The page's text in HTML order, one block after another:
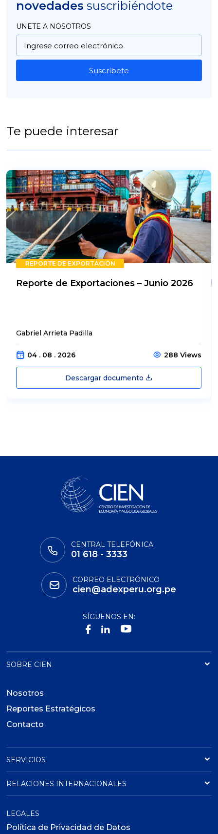
novedades suscribiéndote
UNETE A NOSOTROS
Suscríbete
Te puede interesar
REPORTE DE EXPORTACIÓN
Reporte de Exportaciones – Junio 2026
Gabriel Arrieta Padilla
04 . 08 . 2026 288 Views
Descargar documento
CENTRAL TELEFÓNICA
01 618 - 3333
CORREO ELECTRÓNICO
cien@adexperu.org.pe
SÍGUENOS EN:
SOBRE CIEN
Nosotros
Reportes Estratégicos
Contacto
SERVICIOS
RELACIONES INTERNACIONALES
LEGALES
Política de Privacidad de Datos